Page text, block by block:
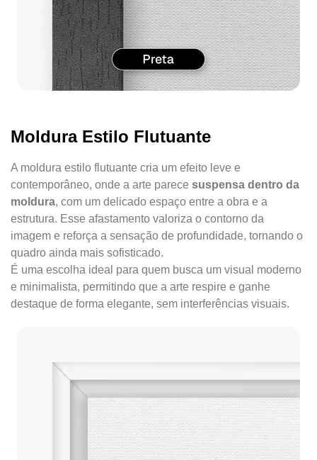
Moldura Estilo Flutuante
A moldura estilo flutuante cria um efeito leve e
contemporâneo, onde a arte parece suspensa dentro da
moldura, com um delicado espaço entre a obra e a
estrutura. Esse afastamento valoriza o contorno da
imagem e reforça a sensação de profundidade, tornando o
quadro ainda mais sofisticado.
É uma escolha ideal para quem busca um visual moderno
e minimalista, permitindo que a arte respire e ganhe
destaque de forma elegante, sem interferências visuais.